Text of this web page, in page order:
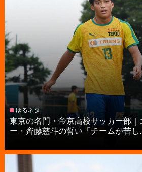
ゆるネタ
東京の名門・帝京高校サッカー部
ー・齊藤慈斗の誓い「チームが苦し